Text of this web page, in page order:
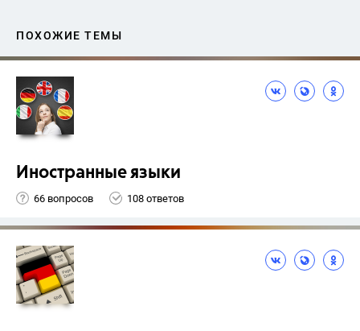
ПОХОЖИЕ ТЕМЫ
Иностранные языки
66 вопросов 108 ответов